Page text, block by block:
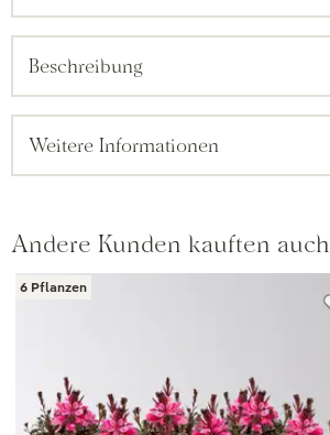
Beschreibung
Weitere Informationen
Andere Kunden kauften auch
6 Pflanzen